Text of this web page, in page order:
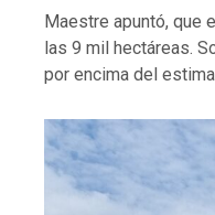
Maestre apuntó, que
las 9 mil hectáreas.
por encima del